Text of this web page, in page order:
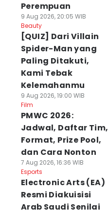
Perempuan
9 Aug 2026, 20:05 WIB
Beauty
[QUIZ] Dari Villain
Spider-Man yang
Paling Ditakuti,
Kami Tebak
Kelemahanmu
9 Aug 2026, 19:00 WIB
Film
PMWC 2026:
Jadwal, Daftar Tim,
Format, Prize Pool,
dan Cara Nonton
7 Aug 2026, 16:36 WIB
Esports
Electronic Arts (EA)
Resmi Diakuisisi
Arab Saudi Senilai